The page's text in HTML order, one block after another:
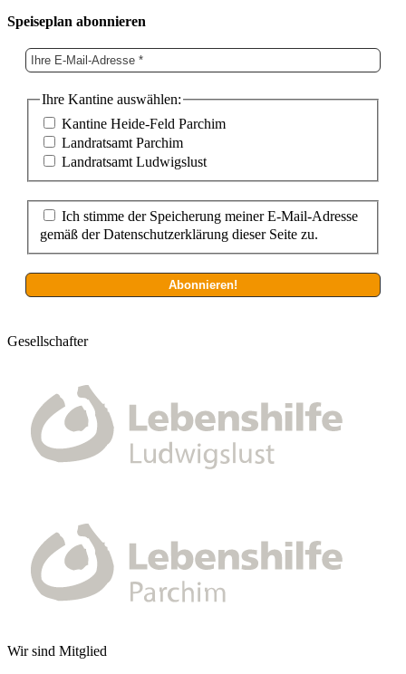
Speiseplan abonnieren
Ihre Kantine auswählen:
Kantine Heide-Feld Parchim
Landratsamt Parchim
Landratsamt Ludwigslust
Ich stimme der Speicherung meiner E-Mail-Adresse
gemäß der Datenschutzerklärung dieser Seite zu.
Gesellschafter
Wir sind Mitglied